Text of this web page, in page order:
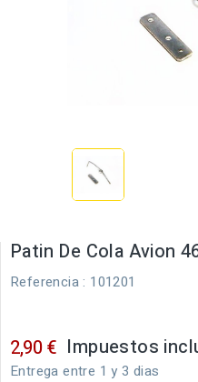
Patin De Cola Avion
Referencia : 101201
2,90 € Impuestos
Entrega entre 1 y 3 dias